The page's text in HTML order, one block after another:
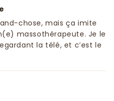
chose, mais ça imite
massothérapeute. Je le
la télé, et c’est le